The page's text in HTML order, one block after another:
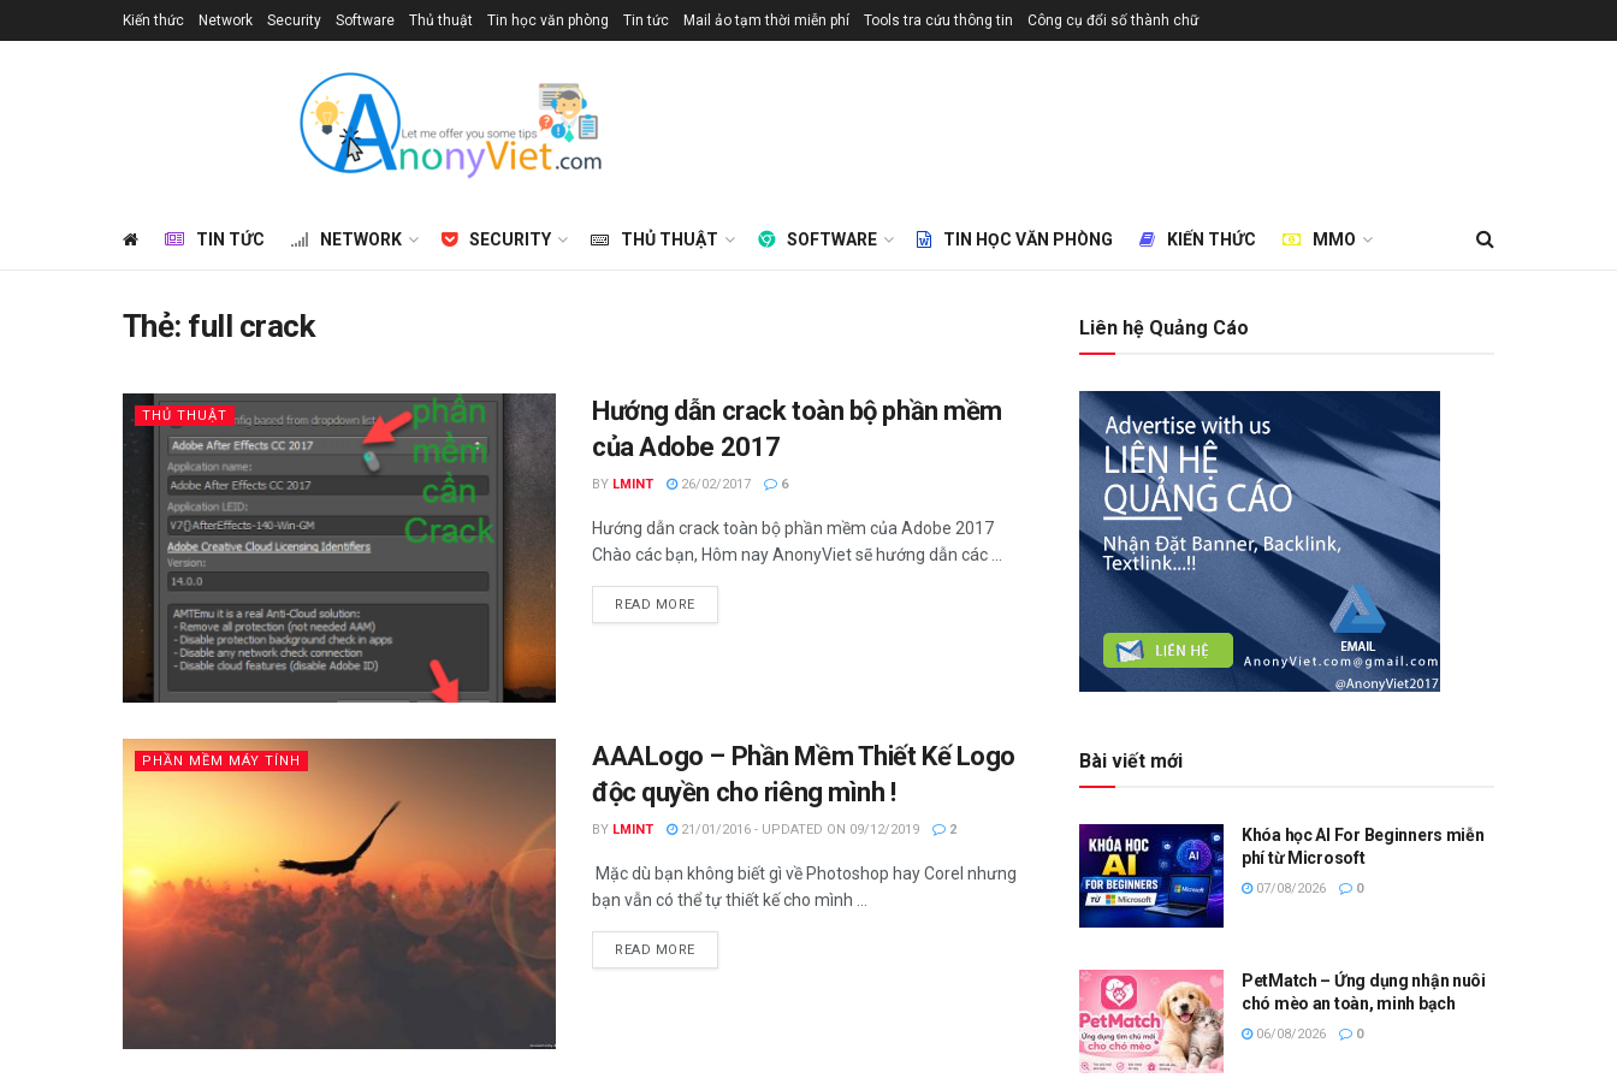
Kiến thức Network Security Software Thủ thuật Tin học văn phòng Tin tức Mail ảo tạm thời miễn phí Tools tra cứu thông tin Công cụ đổi số thành chữ
TIN TỨC NETWORK SECURITY THỦ THUẬT SOFTWARE TIN HỌC VĂN PHÒNG KIẾN THỨC MMO
Thẻ: full crack
THỦ THUẬT
Hướng dẫn crack toàn bộ phần mềm
của Adobe 2017
BY LMINT 26/02/2017 6
Hướng dẫn crack toàn bộ phần mềm của Adobe 2017
Chào các bạn, Hôm nay AnonyViet sẽ hướng dẫn các ...
READ MOREDETAILS
PHẦN MỀM MÁY TÍNH
AAALogo – Phần Mềm Thiết Kế Logo
độc quyền cho riêng mình !
BY LMINT 21/01/2016 - UPDATED ON 09/12/2019 2
Mặc dù bạn không biết gì về Photoshop hay Corel nhưng
bạn vẫn có thể tự thiết kế cho mình ...
READ MOREDETAILS
Liên hệ Quảng Cáo
Bài viết mới
Khóa học AI For Beginners miễn
phí từ Microsoft
07/08/2026 0
PetMatch – Ứng dụng nhận nuôi
chó mèo an toàn, minh bạch
06/08/2026 0